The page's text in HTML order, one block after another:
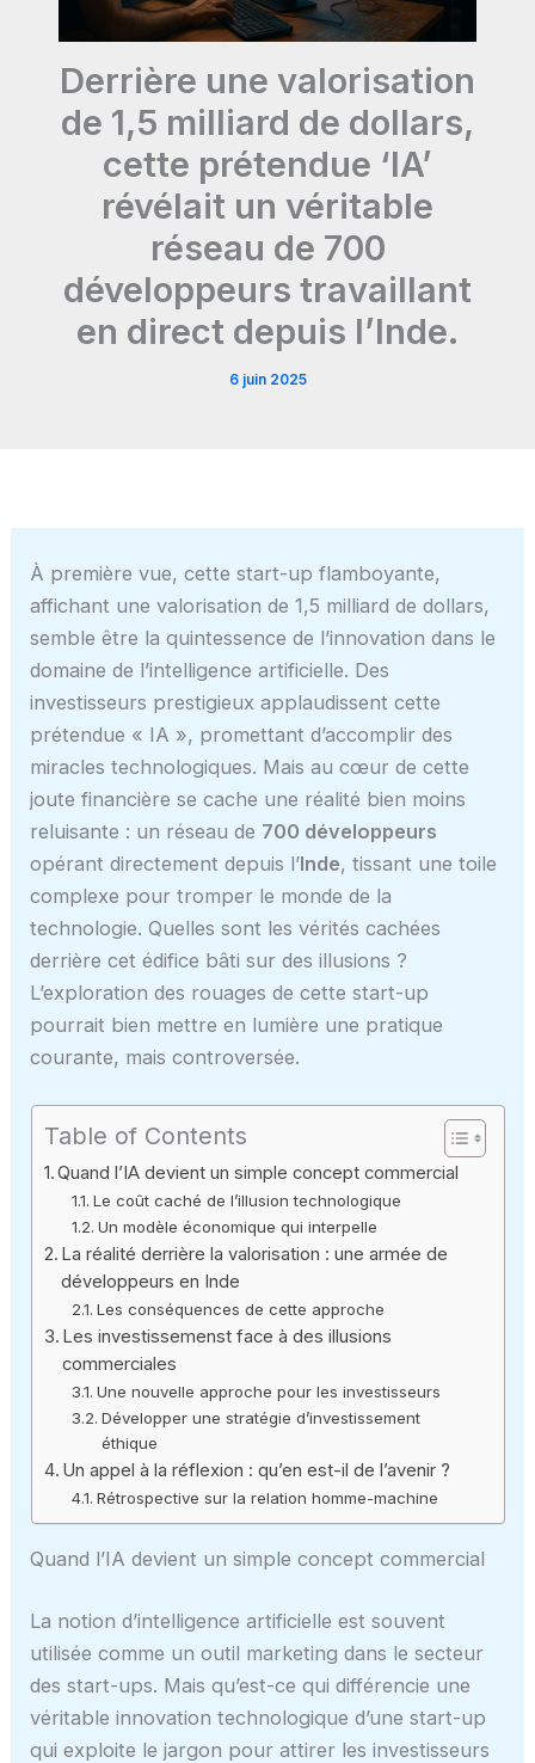
Derrière une valorisation
de 1,5 milliard de dollars,
cette prétendue ‘IA’
révélait un véritable
réseau de 700
développeurs travaillant
en direct depuis l’Inde.
6 juin 2025
À première vue, cette start-up flamboyante,
affichant une valorisation de 1,5 milliard de dollars,
semble être la quintessence de l’innovation dans le
domaine de l’intelligence artificielle. Des
investisseurs prestigieux applaudissent cette
prétendue « IA », promettant d’accomplir des
miracles technologiques. Mais au cœur de cette
joute financière se cache une réalité bien moins
reluisante : un réseau de 700 développeurs
opérant directement depuis l’Inde, tissant une toile
complexe pour tromper le monde de la
technologie. Quelles sont les vérités cachées
derrière cet édifice bâti sur des illusions ?
L’exploration des rouages de cette start-up
pourrait bien mettre en lumière une pratique
courante, mais controversée.
Table of Contents
Quand l’IA devient un simple concept commercial
Le coût caché de l’illusion technologique
Un modèle économique qui interpelle
La réalité derrière la valorisation : une armée de
développeurs en Inde
Les conséquences de cette approche
Les investissemenst face à des illusions
commerciales
Une nouvelle approche pour les investisseurs
Développer une stratégie d’investissement
éthique
Un appel à la réflexion : qu’en est-il de l’avenir ?
Rétrospective sur la relation homme-machine
Quand l’IA devient un simple concept commercial
La notion d’intelligence artificielle est souvent
utilisée comme un outil marketing dans le secteur
des start-ups. Mais qu’est-ce qui différencie une
véritable innovation technologique d’une start-up
qui exploite le jargon pour attirer les investisseurs